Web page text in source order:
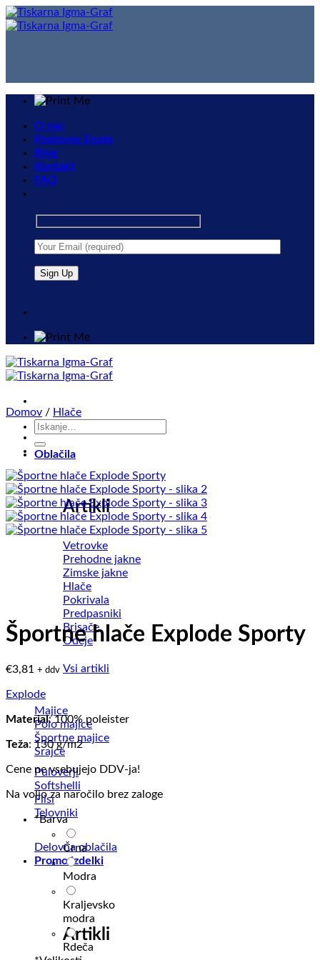
Skip
to
O nas
Poslovne Enote
Blog
Kontakt
FAQ
Išči:
Oblačila
Artikli
Vetrovke
Prehodne jakne
Zimske jakne
Hlače
Pokrivala
Predpasniki
Brisače
Odeje
Vsi artikli
Majice
Polo majice
Športne majice
Srajce
Puloverji
Softshelli
Flisi
Telovniki
Delovna oblačila
Promo izdelki
Artikli
Domov / Hlače
Športne hlače Explode Sporty
€3,81 + ddv
Explode
Material: 100% poleister
Teža: 130 g/m2
Cene ne vsebujejo DDV-ja!
Na voljo za naročilo brez zaloge
*Barva
Črna
Modra
Kraljevsko
modra
Rdeča